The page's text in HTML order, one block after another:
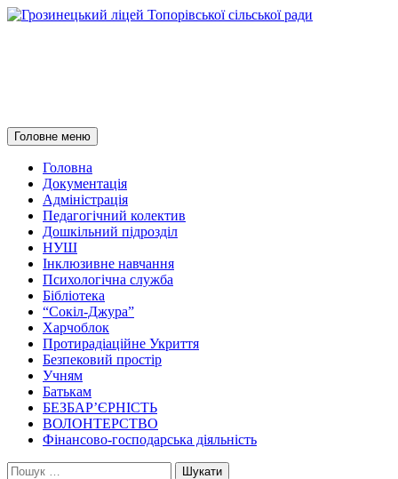
Пошук
Головне меню Перейти
до
Головна
Документація
Адміністрація
Педагогічний колектив
Дошкільний підрозділ
НУШ
Інклюзивне навчання
Психологічна служба
Бібліотека
“Сокіл-Джура”
Харчоблок
Протирадіаційне Укриття
Безпековий простір
Учням
Батькам
БЕЗБАР’ЄРНІСТЬ
ВОЛОНТЕРСТВО
Фінансово-господарська діяльність
Пошук: